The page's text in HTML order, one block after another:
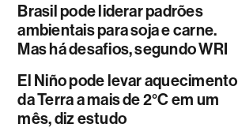
Brasil pode liderar padrões
ambientais para soja e carne.
Mas há desafios, segundo WRI
El Niño pode levar aquecimento
da Terra a mais de 2°C em um
mês, diz estudo